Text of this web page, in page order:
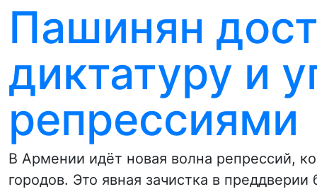
Пашинян
диктатуру и
репрессиями
В Армении идёт новая волна репрессий,
городов. Это явная зачистка в